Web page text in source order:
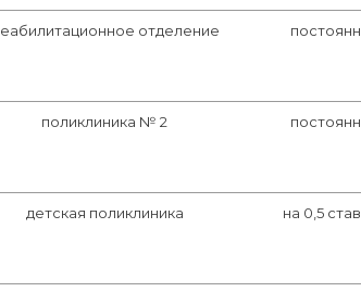
отделение
поликлиника № 2
детская поликлиника на 0,5